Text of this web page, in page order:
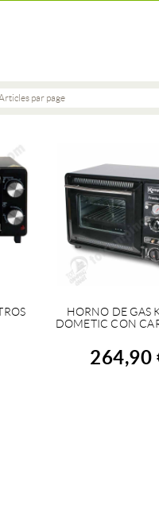
par page
ACHETER
HORNO DE GAS
DOMETIC CON
264,90